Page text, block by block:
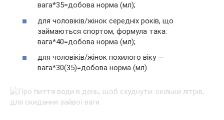
вага*35=добова норма (мл);
для чоловіків/жінок середніх років, що
займаються спортом, формула така:
вага*40=добова норма (мл);
для чоловіків/жінок похилого віку —
вага*30(35)=добова норма (мл).